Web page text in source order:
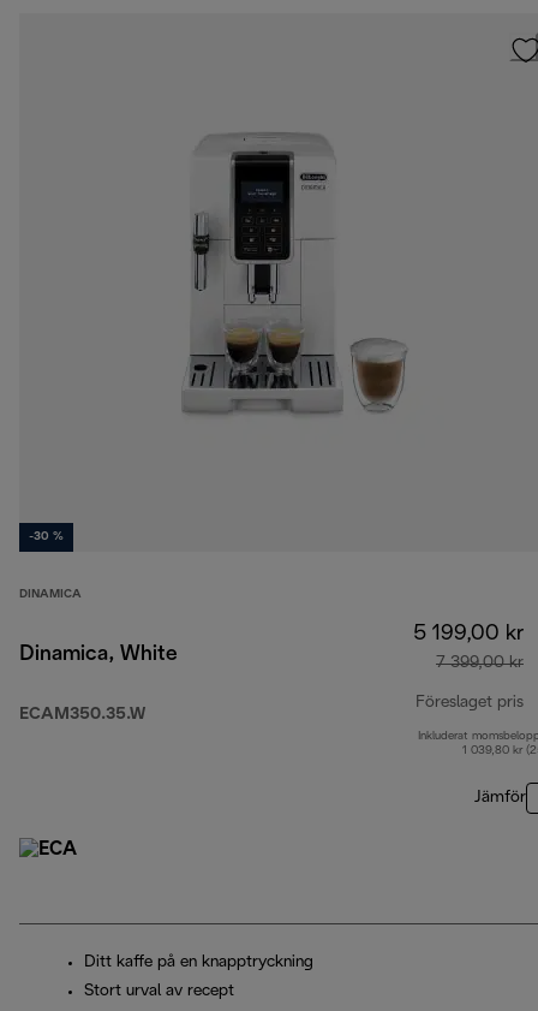
-30 %
DINAMICA
Dinamica, White
ECAM350.35.W
5 199,00 kr
7 399,00 kr
Föreslaget pris
Inkluderat
1 039,80 kr
Jämför
Ditt kaffe på en knapptryckning
Stort urval av recept